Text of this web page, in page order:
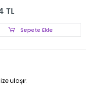
TL
Sepete Ekle
ulaşır.